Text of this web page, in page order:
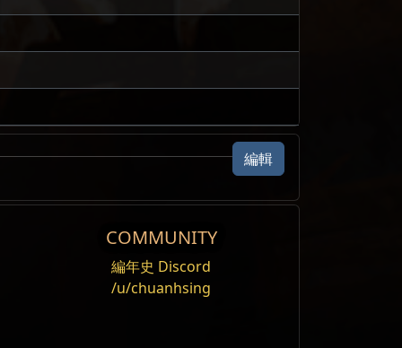
編輯
COMMUNITY
編年史 Discord
/u/chuanhsing